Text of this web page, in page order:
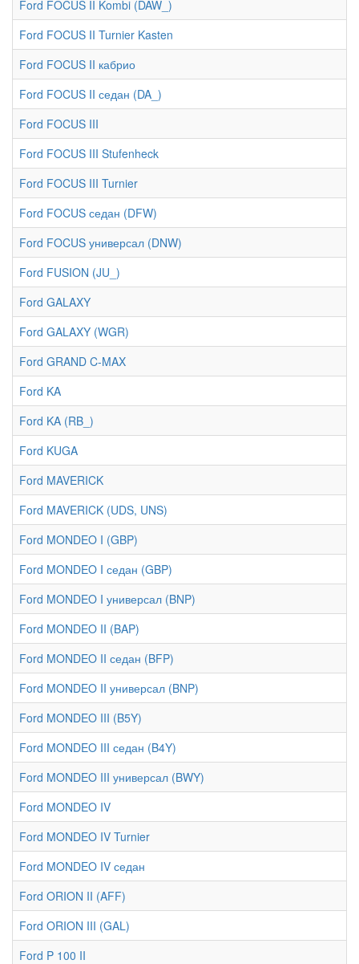
Ford FOCUS II Kombi (DAW_)
Ford FOCUS II Turnier Kasten
Ford FOCUS II кабрио
Ford FOCUS II седан (DA_)
Ford FOCUS III
Ford FOCUS III Stufenheck
Ford FOCUS III Turnier
Ford FOCUS седан (DFW)
Ford FOCUS универсал (DNW)
Ford FUSION (JU_)
Ford GALAXY
Ford GALAXY (WGR)
Ford GRAND C-MAX
Ford KA
Ford KA (RB_)
Ford KUGA
Ford MAVERICK
Ford MAVERICK (UDS, UNS)
Ford MONDEO I (GBP)
Ford MONDEO I седан (GBP)
Ford MONDEO I универсал (BNP)
Ford MONDEO II (BAP)
Ford MONDEO II седан (BFP)
Ford MONDEO II универсал (BNP)
Ford MONDEO III (B5Y)
Ford MONDEO III седан (B4Y)
Ford MONDEO III универсал (BWY)
Ford MONDEO IV
Ford MONDEO IV Turnier
Ford MONDEO IV седан
Ford ORION II (AFF)
Ford ORION III (GAL)
Ford P 100 II